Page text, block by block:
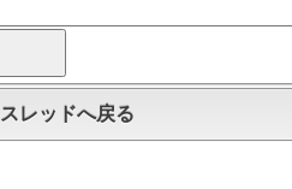
スレッドへ戻る